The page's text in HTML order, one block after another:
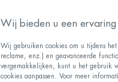
Wij bieden u een
Wij gebruiken cookies om u tijdens
reclame, enz.) en geavanceerde
vergemakkelijken, kunt u het gebruik
cookies aanpassen. Voor meer